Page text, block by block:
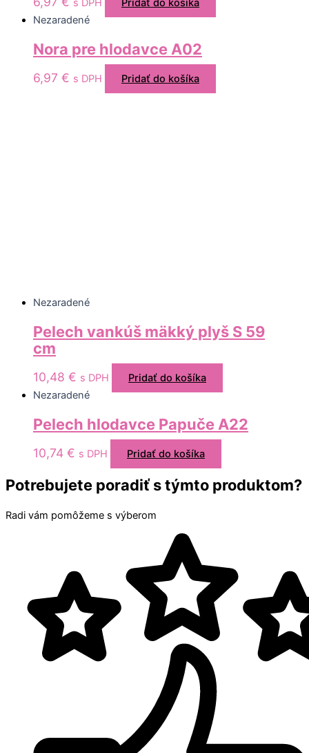
Nezaradené
Nora pre hlodavce A02
6,97 € s DPH Pridať do košíka
Nezaradené
Pelech vankúš mäkký plyš S 59
cm
10,48 € s DPH
Pridať do košíka
Nezaradené
Pelech hlodavce Papuče A22
10,74 € s DPH Pridať do košíka
Potrebujete poradiť s týmto produktom?
Radi vám pomôžeme s výberom